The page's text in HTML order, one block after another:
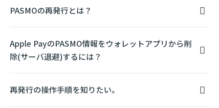
PASMOの再発行とは？
Apple PayのPASMO情報をウォレットアプリから削
除(サーバ退避)するには？
再発行の操作手順を知りたい。